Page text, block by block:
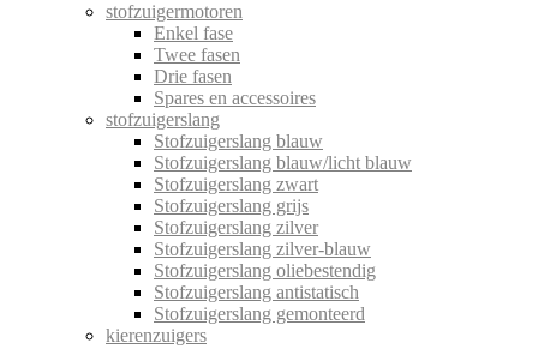
stofzuigermotoren
Enkel fase
Twee fasen
Drie fasen
Spares en accessoires
stofzuigerslang
Stofzuigerslang blauw
Stofzuigerslang blauw/licht blauw
Stofzuigerslang zwart
Stofzuigerslang grijs
Stofzuigerslang zilver
Stofzuigerslang zilver-blauw
Stofzuigerslang oliebestendig
Stofzuigerslang antistatisch
Stofzuigerslang gemonteerd
kierenzuigers